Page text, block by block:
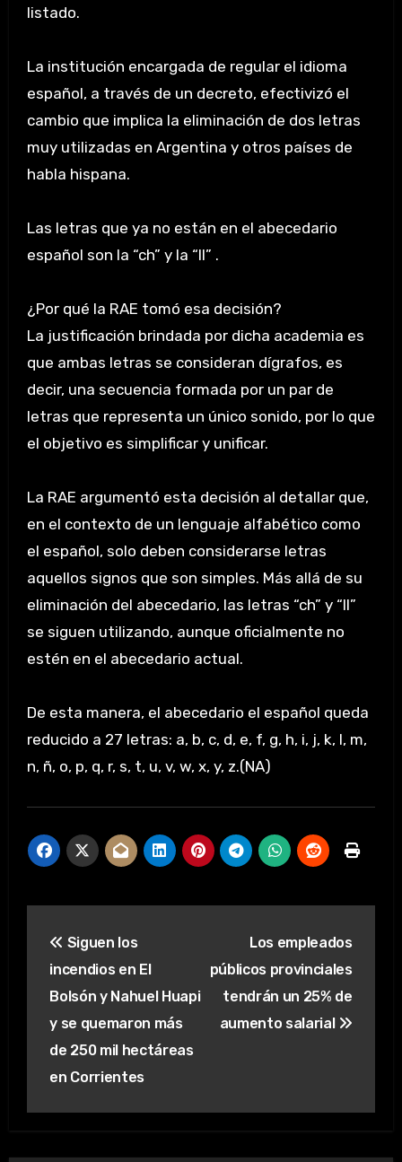
listado.
La institución encargada de regular el idioma
español, a través de un decreto, efectivizó el
cambio que implica la eliminación de dos letras
muy utilizadas en Argentina y otros países de
habla hispana.
Las letras que ya no están en el abecedario
español son la “ch” y la “ll” .
¿Por qué la RAE tomó esa decisión?
La justificación brindada por dicha academia es
que ambas letras se consideran dígrafos, es
decir, una secuencia formada por un par de
letras que representa un único sonido, por lo que
el objetivo es simplificar y unificar.
La RAE argumentó esta decisión al detallar que,
en el contexto de un lenguaje alfabético como
el español, solo deben considerarse letras
aquellos signos que son simples. Más allá de su
eliminación del abecedario, las letras “ch” y “ll”
se siguen utilizando, aunque oficialmente no
estén en el abecedario actual.
De esta manera, el abecedario el español queda
reducido a 27 letras: a, b, c, d, e, f, g, h, i, j, k, l, m,
n, ñ, o, p, q, r, s, t, u, v, w, x, y, z.(NA)
de
entradas
Siguen los
incendios en El
Bolsón y Nahuel Huapi
y se quemaron más
de 250 mil hectáreas
en Corrientes
Los empleados
públicos provinciales
tendrán un 25% de
aumento salarial